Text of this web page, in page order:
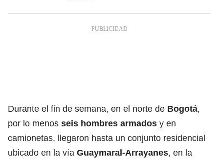
Durante el fin de semana, en el norte de Bogotá,
por lo menos seis hombres armados y en
camionetas, llegaron hasta un conjunto residencial
ubicado en la vía Guaymaral-Arrayanes, en la